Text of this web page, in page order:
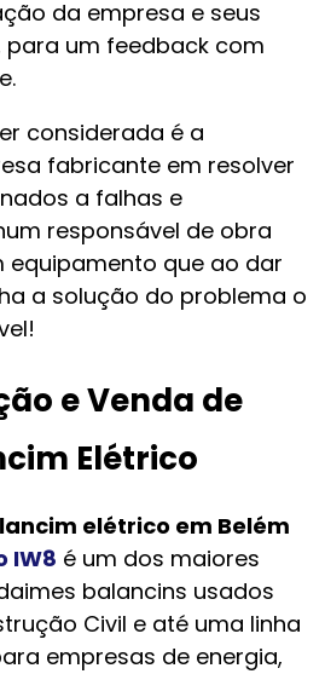
da empresa e seus
para um feedback com
considerada é a
fabricante em resolver
a falhas e
responsável de obra
equipamento que ao dar
a solução do problema o
e Venda de
Elétrico
elétrico em Belém
IW8 é um dos maiores
balancins usados
Civil e até uma linha
empresas de energia,